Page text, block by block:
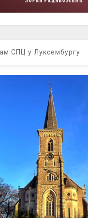
СПЦ у Луксембургу